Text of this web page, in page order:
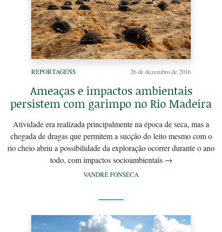
REPORTAGENS 26 de dezembro de 2016
Ameaças e impactos ambientais
persistem com garimpo no Rio Madeira
Atividade era realizada principalmente na época de seca, mas a
chegada de dragas que permitem a sucção do leito mesmo com o
rio cheio abriu a possibilidade da exploração ocorrer durante o ano
todo, com impactos socioambientais →
VANDRÉ FONSECA